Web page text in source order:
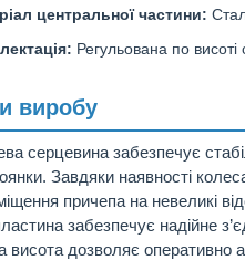
центральної частини:
Регульована по висоті
виробу
серцевина забезпечує
Завдяки наявності
причепа на невеликі
забезпечує надійне
висота дозволяє оперативно